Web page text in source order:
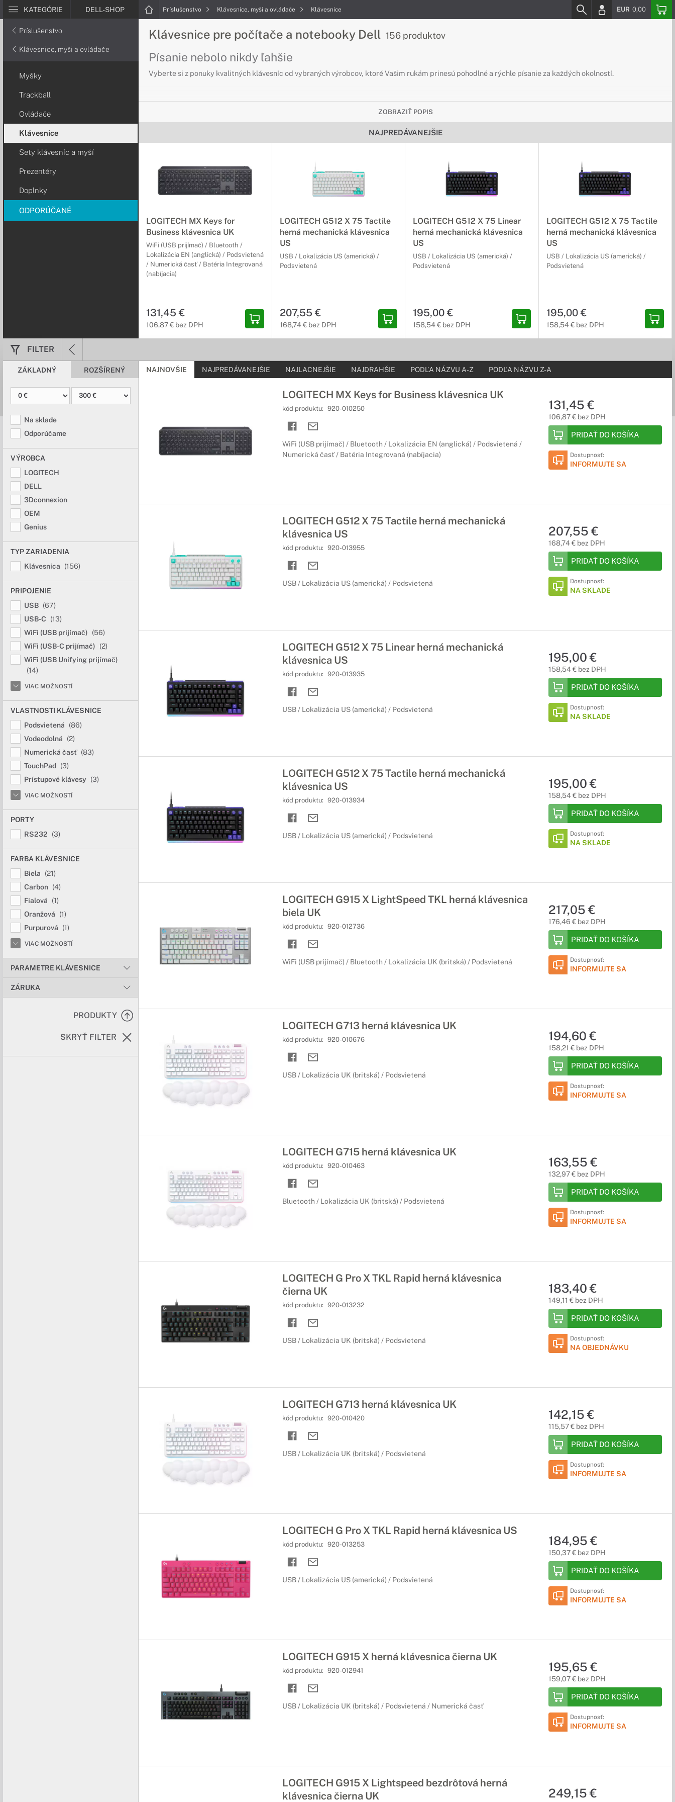
KATEGÓRIE DELL-SHOP Príslušenstvo Klávesnice, myši a ovládače Klávesnice EUR 0,00
Príslušenstvo
Klávesnice, myši a ovládače
Myšky
Trackball
Ovládače
Klávesnice
Sety klávesníc a myší
Prezentéry
Doplnky
ODPORÚČANÉ
Klávesnice pre počítače a notebooky Dell 156 produktov
Písanie nebolo nikdy ľahšie
Vyberte si z ponuky kvalitných klávesníc od vybraných výrobcov, ktoré Vašim rukám prinesú pohodlné a rýchle písanie za každých okolností.
ZOBRAZIŤ POPIS
NAJPREDÁVANEJŠIE
LOGITECH MX Keys for
Business klávesnica UK
WiFi (USB prijímač) / Bluetooth /
Lokalizácia EN (anglická) / Podsvietená
/ Numerická časť / Batéria Integrovaná
(nabíjacia)
131,45 €
106,87 € bez DPH
LOGITECH G512 X 75 Tactile
herná mechanická klávesnica
US
USB / Lokalizácia US (americká) /
Podsvietená
207,55 €
168,74 € bez DPH
LOGITECH G512 X 75 Linear
herná mechanická klávesnica
US
USB / Lokalizácia US (americká) /
Podsvietená
195,00 €
158,54 € bez DPH
LOGITECH G512 X 75 Tactile
herná mechanická klávesnica
US
USB / Lokalizácia US (americká) /
Podsvietená
195,00 €
158,54 € bez DPH
FILTER
ZÁKLADNÝ ROZŠÍRENÝ
Na sklade
Odporúčame
VÝROBCA
LOGITECH
DELL
3Dconnexion
OEM
Genius
TYP ZARIADENIA
Klávesnica
(156)
PRIPOJENIE
USB (67)
USB-C
(13)
WiFi (USB prijímač)
(56)
WiFi (USB-C prijímač)
(2)
WiFi (USB Unifying prijímač)
(14)
VIAC MOŽNOSTÍ
VLASTNOSTI KLÁVESNICE
Podsvietená
(86)
Vodeodolná
(2)
Numerická časť (83)
TouchPad (3)
Prístupové klávesy (3)
VIAC MOŽNOSTÍ
PORTY
RS232
(3)
FARBA KLÁVESNICE
Biela
(21)
Carbon (4)
Fialová
(1)
Oranžová
(1)
Purpurová
(1)
VIAC MOŽNOSTÍ
PARAMETRE KLÁVESNICE
ZÁRUKA
PRODUKTY
SKRYŤ FILTER
NAJNOVŠIE NAJPREDÁVANEJŠIE NAJLACNEJŠIE NAJDRAHŠIE PODĽA NÁZVU A-Z PODĽA NÁZVU Z-A
LOGITECH MX Keys for Business klávesnica UK
kód produktu: 920-010250
WiFi (USB prijímač) / Bluetooth / Lokalizácia EN (anglická) / Podsvietená /
Numerická časť / Batéria Integrovaná (nabíjacia)
131,45 €
106,87 € bez DPH
PRIDAŤ DO KOŠÍKA
Dostupnosť:
INFORMUJTE SA
LOGITECH G512 X 75 Tactile herná mechanická
klávesnica US
kód produktu: 920-013955
USB / Lokalizácia US (americká) / Podsvietená
207,55 €
168,74 € bez DPH
PRIDAŤ DO KOŠÍKA
Dostupnosť:
NA SKLADE
LOGITECH G512 X 75 Linear herná mechanická
klávesnica US
kód produktu: 920-013935
USB / Lokalizácia US (americká) / Podsvietená
195,00 €
158,54 € bez DPH
PRIDAŤ DO KOŠÍKA
Dostupnosť:
NA SKLADE
LOGITECH G512 X 75 Tactile herná mechanická
klávesnica US
kód produktu: 920-013934
USB / Lokalizácia US (americká) / Podsvietená
195,00 €
158,54 € bez DPH
PRIDAŤ DO KOŠÍKA
Dostupnosť:
NA SKLADE
LOGITECH G915 X LightSpeed TKL herná klávesnica
biela UK
kód produktu: 920-012736
WiFi (USB prijímač) / Bluetooth / Lokalizácia UK (britská) / Podsvietená
217,05 €
176,46 € bez DPH
PRIDAŤ DO KOŠÍKA
Dostupnosť:
INFORMUJTE SA
LOGITECH G713 herná klávesnica UK
kód produktu: 920-010676
USB / Lokalizácia UK (britská) / Podsvietená
194,60 €
158,21 € bez DPH
PRIDAŤ DO KOŠÍKA
Dostupnosť:
INFORMUJTE SA
LOGITECH G715 herná klávesnica UK
kód produktu: 920-010463
Bluetooth / Lokalizácia UK (britská) / Podsvietená
163,55 €
132,97 € bez DPH
PRIDAŤ DO KOŠÍKA
Dostupnosť:
INFORMUJTE SA
LOGITECH G Pro X TKL Rapid herná klávesnica
čierna UK
kód produktu: 920-013232
USB / Lokalizácia UK (britská) / Podsvietená
183,40 €
149,11 € bez DPH
PRIDAŤ DO KOŠÍKA
Dostupnosť:
NA OBJEDNÁVKU
LOGITECH G713 herná klávesnica UK
kód produktu: 920-010420
USB / Lokalizácia UK (britská) / Podsvietená
142,15 €
115,57 € bez DPH
PRIDAŤ DO KOŠÍKA
Dostupnosť:
INFORMUJTE SA
LOGITECH G Pro X TKL Rapid herná klávesnica US
kód produktu: 920-013253
USB / Lokalizácia US (americká) / Podsvietená
184,95 €
150,37 € bez DPH
PRIDAŤ DO KOŠÍKA
Dostupnosť:
INFORMUJTE SA
LOGITECH G915 X herná klávesnica čierna UK
kód produktu: 920-012941
USB / Lokalizácia UK (britská) / Podsvietená / Numerická časť
195,65 €
159,07 € bez DPH
PRIDAŤ DO KOŠÍKA
Dostupnosť:
INFORMUJTE SA
LOGITECH G915 X Lightspeed bezdrôtová herná
klávesnica čierna UK
249,15 €